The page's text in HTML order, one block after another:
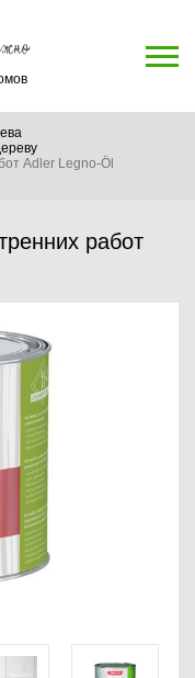
Adler Legno-Öl
работ